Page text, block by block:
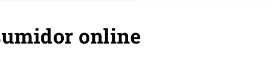
online